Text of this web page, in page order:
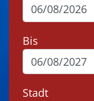
Bis
Stadt